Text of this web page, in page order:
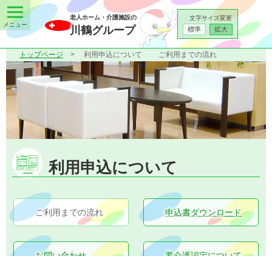
老人ホーム・介護施設の
川鶴グループ
文字サイズ変更
標準 拡大
トップページ 利用申込について ご利用までの流れ
利用申込について
ご利用までの流れ 申込書ダウンロード